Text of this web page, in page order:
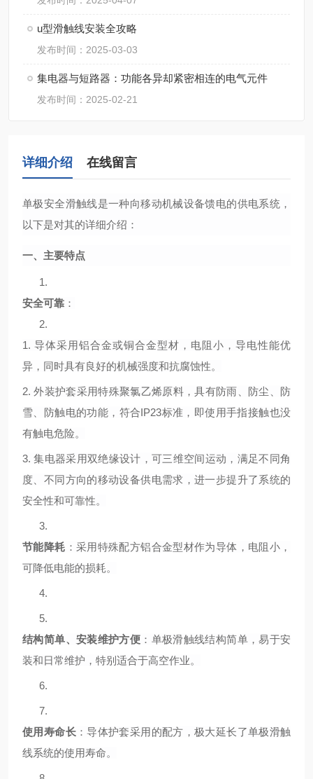
u型滑触线安装全攻略
发布时间：2025-03-03
集电器与短路器：功能各异却紧密相连的电气元件
发布时间：2025-02-21
详细介绍 在线留言
单极安全滑触线是一种向移动机械设备馈电的供电系统，
以下是对其的详细介绍：
一、主要特点
1.
安全可靠 ：
2.
1. 导体采用铝合金或铜合金型材，电阻小，导电性能优
异，同时具有良好的机械强度和抗腐蚀性。
2.外装护套采用特殊聚氯乙烯原料，具有防雨、防尘、防
雪、防触电的功能，符合IP23标准，即使用手指接触也没
有触电危险。
3.集电器采用双绝缘设计，可三维空间运动，满足不同角
度、不同方向的移动设备供电需求，进一步提升了系统的
安全性和可靠性。
3.
节能降耗 ：采用特殊配方铝合金型材作为导体，电阻小，
可降低电能的损耗。
4.
5.
结构简单、安装维护方便 ：单极滑触线结构简单，易于安
装和日常维护，特别适合于高空作业。
6.
7.
使用寿命长：导体护套采用的配方，极大延长了单极滑触
线系统的使用寿命。